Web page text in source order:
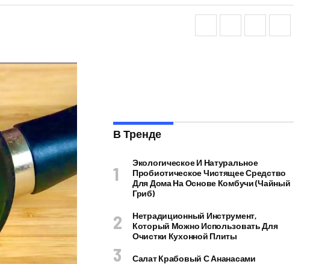
В Тренде
Экологическое И Натуральное
Пробиотическое Чистящее Средство
Для Дома На Основе Комбучи (чайный
Гриб)
Нетрадиционный Инструмент,
Который Можно Использовать Для
Очистки Кухонной Плиты
Салат Крабовый С Ананасами